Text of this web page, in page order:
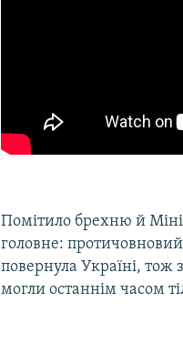
Помітило брехню й
головне: протичовновий
повернула Україні, тож
могли останнім часом